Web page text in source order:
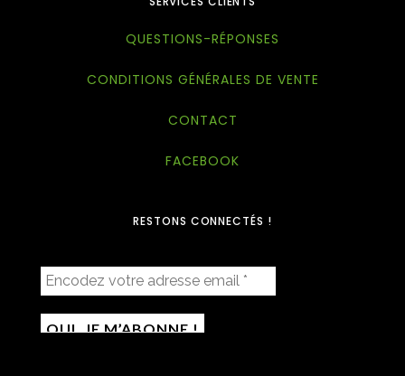
QUESTIONS-RÉPONSES
CONDITIONS GÉNÉRALES DE VENTE
CONTACT
FACEBOOK
RESTONS CONNECTÉS !